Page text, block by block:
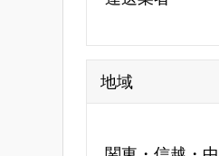
地域